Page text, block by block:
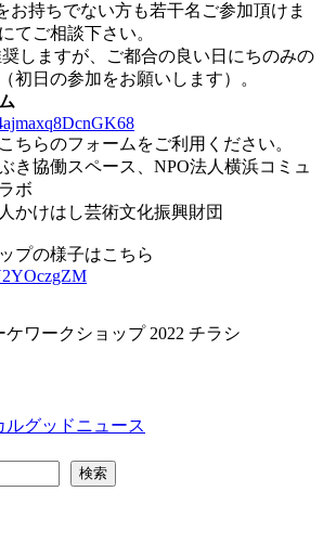
お持ちでない方も若干名ご参加頂けま
てご相談下さい。
しますが、ご都合の良い日にちのみの
初日の参加をお願いします）。
ちらのフォームをご利用ください。
き協働スペース、NPO法人横浜コミュ
ボ
かけはし芸術文化振興財団
プの様子はこちら
ワークショップ 2022 チラシ
ルグッドニュース
検索